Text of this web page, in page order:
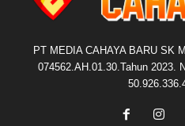
PT MEDIA CAHAYA BARU SK
074562.AH.01.30.Tahun 2023.